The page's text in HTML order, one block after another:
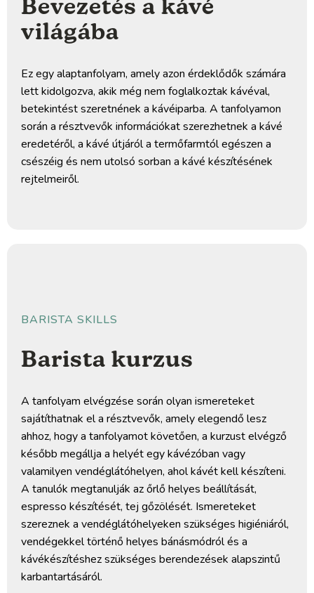
Bevezetés a kávé
világába
Ez egy alaptanfolyam, amely azon érdeklődők számára
lett kidolgozva, akik még nem foglalkoztak kávéval,
betekintést szeretnének a kávéiparba. A tanfolyamon
során a résztvevők információkat szerezhetnek a kávé
eredetéről, a kávé útjáról a termőfarmtól egészen a
csészéig és nem utolsó sorban a kávé készítésének
rejtelmeiről.
BARISTA SKILLS
Barista kurzus
A tanfolyam elvégzése során olyan ismereteket
sajátíthatnak el a résztvevők, amely elegendő lesz
ahhoz, hogy a tanfolyamot követően, a kurzust elvégző
később megállja a helyét egy kávézóban vagy
valamilyen vendéglátóhelyen, ahol kávét kell készíteni.
A tanulók megtanulják az őrlő helyes beállítását,
espresso készítését, tej gőzölését. Ismereteket
szereznek a vendéglátóhelyeken szükséges higiéniáról,
vendégekkel történő helyes bánásmódról és a
kávékészítéshez szükséges berendezések alapszintű
karbantartásáról.